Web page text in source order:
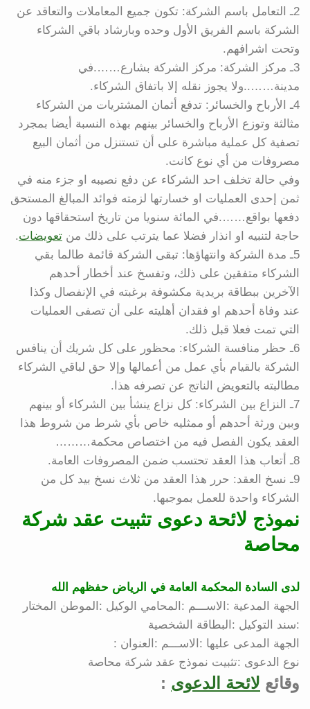
2ـ التعامل باسم الشركة: تكون جميع المعاملات والتعاقد عن
الشركة باسم الفريق الأول وحده وبارشاد باقي الشركاء
وتحت اشرافهم.
3ـ مركز الشركة: مركز الشركة بشارع…….في
مدينة……..ولا يجوز نقله إلا باتفاق الشركاء.
4ـ الأرباح والخسائر: تدفع أثمان المشتريات من الشركاء
مثالثة وتوزع الأرباح والخسائر بينهم بهذه النسبة أيضا بمجرد
تصفية كل عملية مباشرة على أن تستنزل من أثمان البيع
مصروفات من أي نوع كانت.
وفي حالة تخلف احد الشركاء عن دفع نصيبه او جزء منه في
ثمن إحدى العمليات او خسارتها لزمته فوائد المبالغ المستحق
دفعها بواقع…….في المائة سنويا من تاريخ استحقاقها دون
حاجة لتنبيه او انذار فضلا عما يترتب على ذلك من تعويضات.
5ـ مدة الشركة وانتهاؤها: تبقى الشركة قائمة طالما بقي
الشركاء متفقين على ذلك، وتفسخ عند أخطار أحدهم
الآخرين ببطاقة بريدية مكشوفة برغبته في الإنفصال وكذا
عند وفاة أحدهم او فقدان أهليته على أن تصفى العمليات
التي تمت فعلا قبل ذلك.
6ـ حظر منافسة الشركاء: محظور على كل شريك أن ينافس
الشركة بالقيام بأي عمل من أعمالها وإلا حق لباقي الشركاء
مطالبته بالتعويض الناتج عن تصرفه هذا.
7ـ النزاع بين الشركاء: كل نزاع ينشأ بين الشركاء أو بينهم
وبين ورثة أحدهم أو ممثليه خاص بأي شرط من شروط هذا
العقد يكون الفصل فيه من اختصاص محكمة………
8ـ أتعاب هذا العقد تحتسب ضمن المصروفات العامة.
9ـ نسخ العقد: حرر هذا العقد من ثلاث نسخ بيد كل من
الشركاء واحدة للعمل بموجبها.
نموذج لائحة دعوى تثبيت عقد شركة
محاصة
لدى السادة المحكمة العامة في الرياض حفظهم الله
الجهة المدعية :الاســـم :المحامي الوكيل :الموطن المختار
:سند التوكيل :البطاقة الشخصية
الجهة المدعى عليها :الاســـم :العنوان :
نوع الدعوى :تثبيت نموذج عقد شركة محاصة
وقائع لائحة الدعوى :